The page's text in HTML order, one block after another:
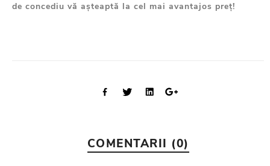
de concediu vă așteaptă la cel mai avantajos preț!
COMENTARII (0)